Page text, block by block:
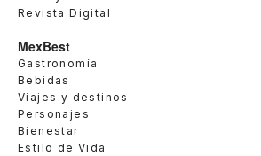
Revista Digital
MexBest
Gastronomía
Bebidas
Viajes y destinos
Personajes
Bienestar
Estilo de Vida